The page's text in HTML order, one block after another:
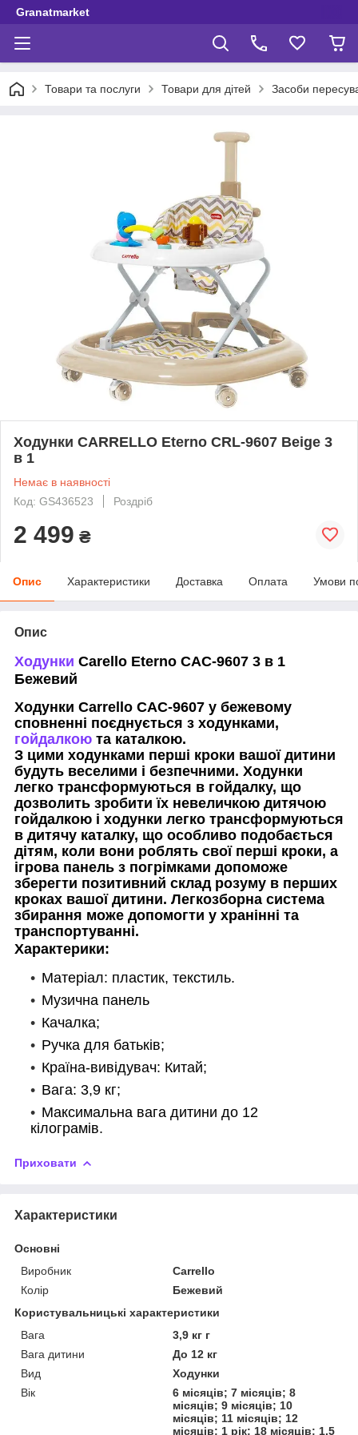
Granatmarket
Товари та послуги Товари для дітей Засоби
Ходунки CARRELLO Eterno CRL-9607 Beige 3
в 1
Немає в наявності
Код: GS436523
Роздріб
2 499 ₴
Опис Характеристики Доставка Оплата Умови
Опис
Ходунки Carello Eterno САС-9607 3 в 1
Бежевий
Ходунки Carrello САС-9607 у бежевому
сповненні поєднується з ходунками,
гойдалкою та каталкою.
З цими ходунками перші кроки вашої дитини
будуть веселими і безпечними. Ходунки
легко трансформуються в гойдалку, що
дозволить зробити їх невеличкою дитячою
гойдалкою і ходунки легко трансформуються
в дитячу каталку, що особливо подобається
дітям, коли вони роблять свої перші кроки, а
ігрова панель з погрімками допоможе
зберегти позитивний склад розуму в перших
кроках вашої дитини. Легкозборна система
збирання може допомогти у хранінні та
транспортуванні.
Характерики:
Матеріал: пластик, текстиль.
Музична панель
Качалка;
Ручка для батьків;
Країна-вивідувач: Китай;
Вага: 3,9 кг;
Максимальна вага дитини до 12
кілограмів.
Приховати
Характеристики
Основні
Виробник
Carrello
Колір
Бежевий
Користувальницькі характеристики
Вага
3,9 кг г
Вага дитини
До 12 кг
Вид
Ходунки
Вік
6 місяців; 7 місяців; 8
місяців; 9 місяців; 10
місяців; 11 місяців; 12
місяців; 1 рік; 18 місяців; 1,5